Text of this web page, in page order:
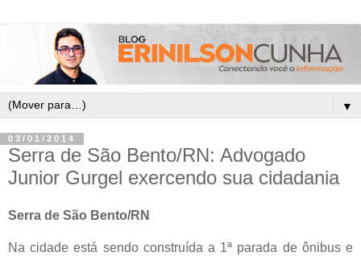
▼
03/01/2014
Serra de São Bento/RN: Advogado
Junior Gurgel exercendo sua cidadania
Serra de São Bento/RN
Na cidade está sendo construída a 1ª parada de ônibus e